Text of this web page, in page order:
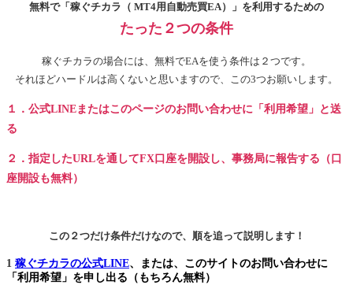
無料で「稼ぐチカラ（ MT4用自動売買EA）」を利用するための
たった２つの条件
稼ぐチカラの場合には、無料でEAを使う条件は２つです。
それほどハードルは高くないと思いますので、この3つお願いします。
１．公式LINEまたはこのページのお問い合わせに「利用希望」と送
る
２．指定したURLを通してFX口座を開設し、事務局に報告する（口
座開設も無料）
この２つだけ条件だけなので、順を追って説明します！
1 稼ぐチカラの公式LINE、または、このサイトのお問い合わせに
「利用希望」を申し出る（もちろん無料）